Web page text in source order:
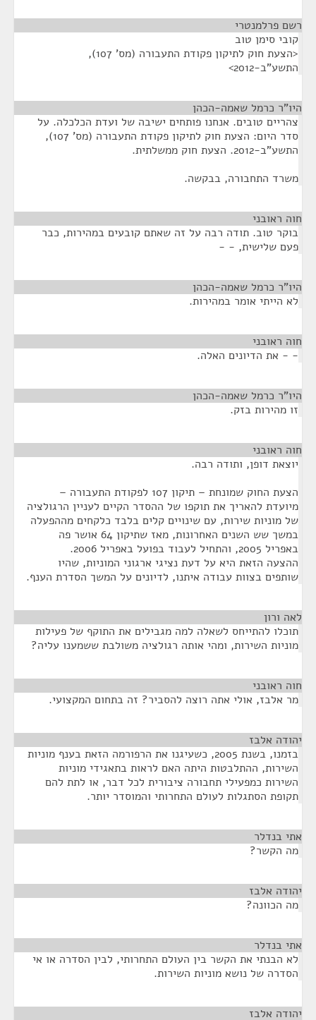
רשם פרלמנטרי
קובי סימן טוב
<הצעת חוק לתיקון פקודת התעבורה (מס' 107),
התשע"ב-2012>
היו"ר כרמל שאמה-הכהן
צהריים טובים. אנחנו פותחים ישיבה של ועדת הכלכלה. על
סדר היום: הצעת חוק לתיקון פקודת התעבורה (מס' 107),
התשע"ב-2012. הצעת חוק ממשלתית.
משרד התחבורה, בבקשה.
חוה ראובני
בוקר טוב. תודה רבה על זה שאתם קובעים במהירות, כבר
פעם שלישית, - -
היו"ר כרמל שאמה-הכהן
לא הייתי אומר במהירות.
חוה ראובני
- - את הדיונים האלה.
היו"ר כרמל שאמה-הכהן
זו מהירות בזק.
חוה ראובני
יוצאת דופן, ותודה רבה.
הצעת החוק שמונחת – תיקון 107 לפקודת התעבורה –
מיועדת להאריך את תוקפו של ההסדר הקיים לעניין הרגולציה
של מוניות שירות, עם שינויים קלים בלבד כלקחים מההפעלה
במשך שש השנים האחרונות, מאז שתיקון 64 אושר פה
באפריל 2005, והתחיל לעבוד בפועל באפריל 2006.
ההצעה הזאת היא על דעת נציגי ארגוני המוניות, שהיו
שותפים בצוות עבודה איתנו, לדיונים על המשך הסדרת הענף.
לאה ורון
תוכלו להתייחס לשאלה למה מגבילים את התוקף של פעילות
מוניות השירות, ומהי אותה רגולציה משולבת ששמענו עליה?
חוה ראובני
מר אלבז, אולי אתה רוצה להסביר? זה בתחום המקצועי.
יהודה אלבז
בזמנו, בשנת 2005, כשעיגנו את הרפורמה הזאת בענף מוניות
השירות, ההתלבטות היתה האם לראות בתאגידי מוניות
השירות כמפעילי תחבורה ציבורית לכל דבר, או לתת להם
תקופת הסתגלות לעולם התחרותי והמוסדר יותר.
אתי בנדלר
מה הקשר?
יהודה אלבז
מה הכוונה?
אתי בנדלר
לא הבנתי את הקשר בין העולם התחרותי, לבין הסדרה או אי
הסדרה של נושא מוניות השירות.
יהודה אלבז